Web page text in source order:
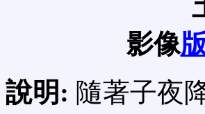
影像
說明: 隨著子夜